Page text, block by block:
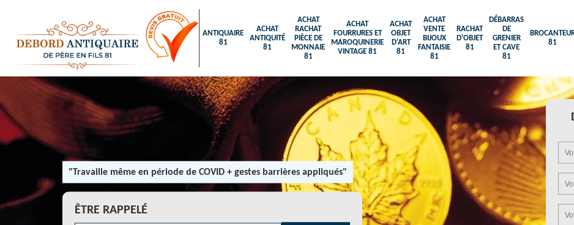
ANTIQUAIRE
81
ACHAT
ANTIQUITÉ
81
ACHAT
RACHAT
PIÈCE DE
MONNAIE
81
ACHAT
FOURRURES ET
MAROQUINERIE
VINTAGE 81
ACHAT
OBJET
D'ART
81
ACHAT
VENTE
BIJOUX
FANTAISIE
81
RACHAT
D'OBJET
81
DÉBARRAS
DE
GRENIER
ET CAVE
81
81
"Travaille même en période de COVID + gestes barrières appliqués"
ÊTRE RAPPELÉ